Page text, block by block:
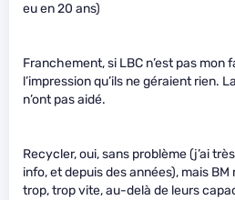
eu en 20 ans)
Franchement, si LBC n’est pas mon
l’impression qu’ils ne géraient rien.
n’ont pas aidé.
Recycler, oui, sans problème (j’ai
info, et depuis des années), mais BM
trop, trop vite, au-delà de leurs